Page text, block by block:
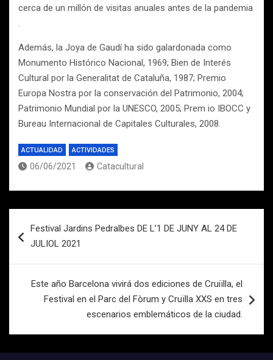
cerca de un millón de visitas anuales antes de la pandemia
.
Además, la Joya de Gaudí ha sido galardonada como
Monumento Histórico Nacional, 1969; Bien de Interés
Cultural por la Generalitat de Cataluña, 1987; Premio
Europa Nostra por la conservación del Patrimonio, 2004;
Patrimonio Mundial por la UNESCO, 2005; Prem io IBOCC y
Bureau Internacional de Capitales Culturales, 2008.
ACTUALIDAD ACTIVIDADES
06/06/2021 Catacultural
de
Festival Jardins Pedralbes DE L’1 DE JUNY AL 24 DE
JULIOL 2021
Este año Barcelona vivirá dos ediciones de Cruiïlla, el
Festival en el Parc del Fòrum y Cruïlla XXS en tres
escenarios emblemáticos de la ciudad.